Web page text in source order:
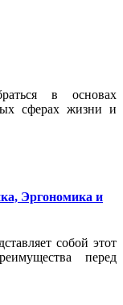
в основах
сферах жизни и
Эргономика и
собой этот
перед